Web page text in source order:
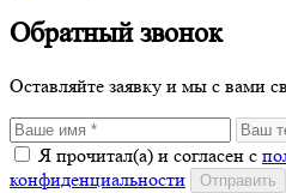
Обратный звонок
Оставляйте заявку и мы с вами
Я прочитал(а) и согласен с
конфиденциальности